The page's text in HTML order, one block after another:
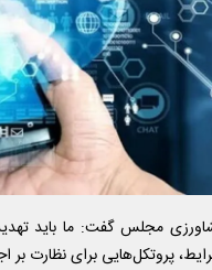
مجلس گفت: ما باید
پروتکل‌هایی برای نظارت